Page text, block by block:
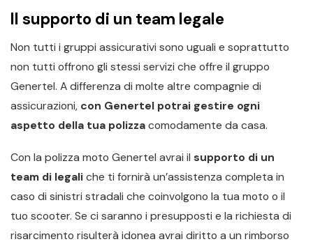
Il supporto di un team legale
Non tutti i gruppi assicurativi sono uguali e soprattutto
non tutti offrono gli stessi servizi che offre il gruppo
Genertel. A differenza di molte altre compagnie di
assicurazioni, con Genertel potrai gestire ogni
aspetto della tua polizzacomodamente da casa.
Con la polizza moto Genertel avrai il supporto di un
team di legaliche ti fornirà un’assistenza completa in
caso di sinistri stradali che coinvolgono la tua moto o il
tuo scooter. Se ci saranno i presupposti e la richiesta di
risarcimento risulterà idonea avrai diritto a un rimborso